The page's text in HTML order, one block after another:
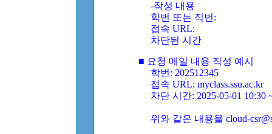
-작성 내용
학번 또는 직번:
접속 URL:
차단된 시간
■ 요청 메일 내용 작성 예시
학번: 202512345
접속 URL: myclass.ssu.ac.kr
차단 시간: 2025-05-01 10:30
위와 같은 내용을 cloud-